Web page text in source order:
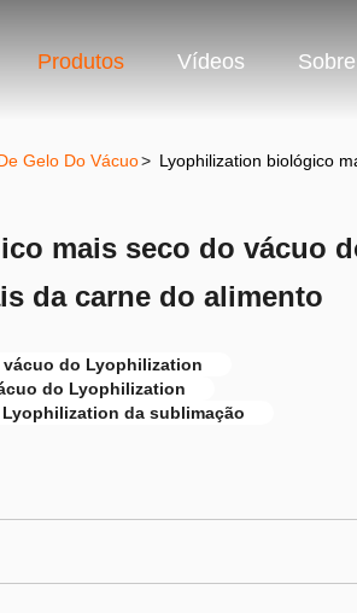
Produtos Vídeos
Gelo Do Vácuo> Lyophilization biológico
mais seco do vácuo
da carne do alimento
do Lyophilization
do Lyophilization
da sublimação